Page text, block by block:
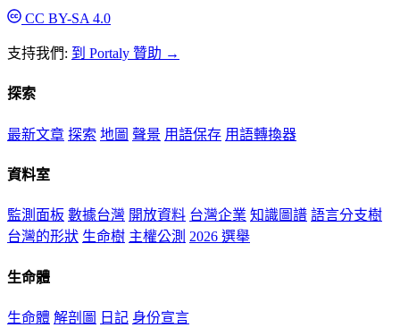
CC BY-SA 4.0
支持我們: 到 Portaly 贊助 →
探索
最新文章 探索 地圖 聲景 用語保存 用語轉換器
資料室
監測面板 數據台灣 開放資料 台灣企業 知識圖譜 語言分支樹
台灣的形狀 生命樹 主權公測 2026 選舉
生命體
生命體 解剖圖 日記 身份宣言